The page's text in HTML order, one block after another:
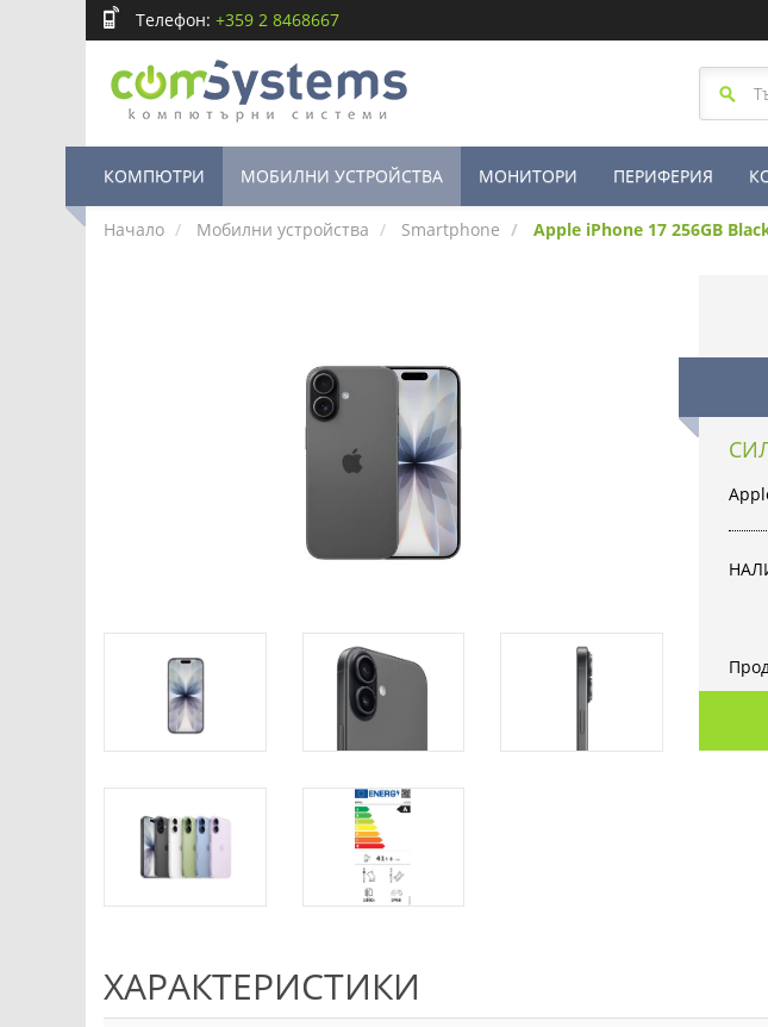
Телефон: +359 2 8468667
КОМПЮТРИ МОБИЛНИ УСТРОЙСТВА МОНИТОРИ ПЕРИФЕРИЯ
Начало Мобилни устройства Smartphone Apple iPhone 17 256GB
ХАРАКТЕРИСТИКИ